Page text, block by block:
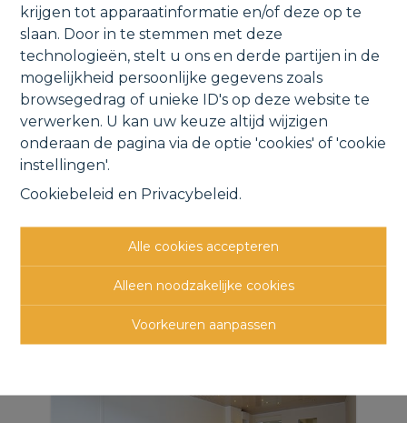
krijgen tot apparaatinformatie en/of deze op te
slaan. Door in te stemmen met deze
technologieën, stelt u ons en derde partijen in de
mogelijkheid persoonlijke gegevens zoals
browsegedrag of unieke ID's op deze website te
verwerken. U kan uw keuze altijd wijzigen
onderaan de pagina via de optie 'cookies' of 'cookie
instellingen'.
Cookiebeleid en Privacybeleid .
Alle cookies accepteren
Alleen noodzakelijke cookies
Voorkeuren aanpassen
Beekstraat 23 0201, 2830 Tisselt
VERHUURD
Vorige Lijst Volgende
Andere interessante
panden